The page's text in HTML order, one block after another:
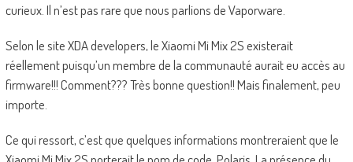
curieux. Il n’est pas rare que nous parlions de Vaporware.
Selon le site XDA developers, le Xiaomi Mi Mix 2S existerait
réellement puisqu’un membre de la communauté aurait eu accès au
firmware!!! Comment??? Très bonne question!! Mais finalement, peu
importe.
Ce qui ressort, c’est que quelques informations montreraient que le